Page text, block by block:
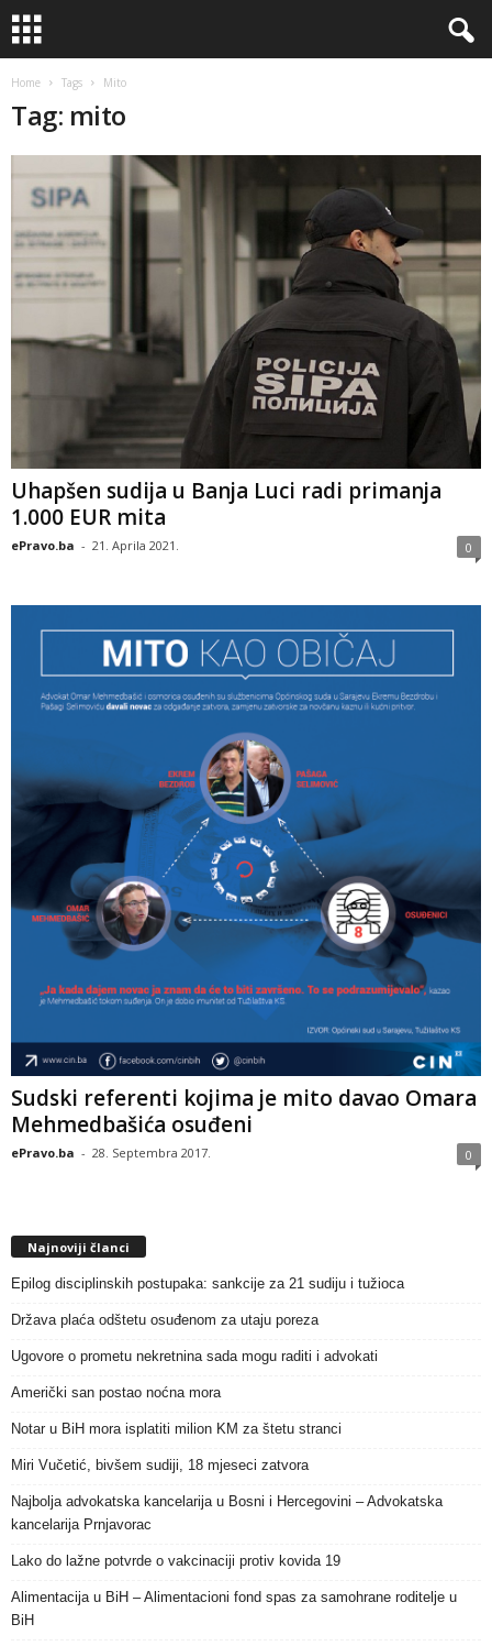
Home Tags Mito
Tag: mito
Uhapšen sudija u Banja Luci radi primanja
1.000 EUR mita
ePravo.ba - 21. Aprila 2021. 0
Sudski referenti kojima je mito davao Omara
Mehmedbašića osuđeni
ePravo.ba - 28. Septembra 2017. 0
Najnoviji članci
Epilog disciplinskih postupaka: sankcije za 21 sudiju i tužioca
Država plaća odštetu osuđenom za utaju poreza
Ugovore o prometu nekretnina sada mogu raditi i advokati
Američki san postao noćna mora
Notar u BiH mora isplatiti milion KM za štetu stranci
Miri Vučetić, bivšem sudiji, 18 mjeseci zatvora
Najbolja advokatska kancelarija u Bosni i Hercegovini – Advokatska
kancelarija Prnjavorac
Lako do lažne potvrde o vakcinaciji protiv kovida 19
Alimentacija u BiH – Alimentacioni fond spas za samohrane roditelje u
BiH